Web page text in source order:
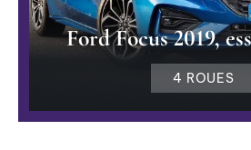
Ford Focus 2019,
4 ROUES